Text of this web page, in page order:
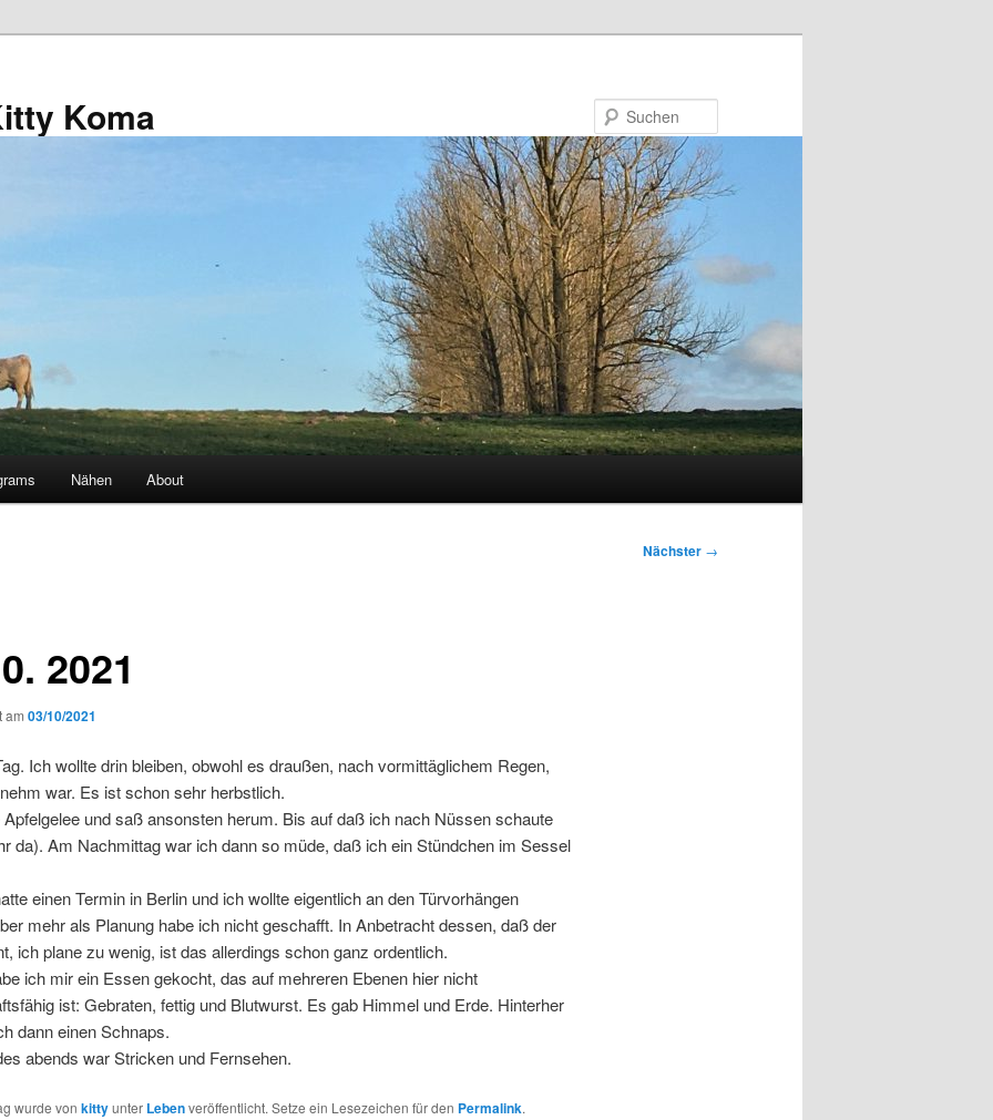
Koma
Nähen About
Nächster →
2021
am 03/10/2021
Ich wollte drin bleiben, obwohl es draußen, nach vormittäglichem Regen,
war. Es ist schon sehr herbstlich.
und saß ansonsten herum. Bis auf daß ich nach Nüssen schaute
da). Am Nachmittag war ich dann so müde, daß ich ein Stündchen im Sessel
einen Termin in Berlin und ich wollte eigentlich an den Türvorhängen
mehr als Planung habe ich nicht geschafft. In Anbetracht dessen, daß der
ich plane zu wenig, ist das allerdings schon ganz ordentlich.
ich mir ein Essen gekocht, das auf mehreren Ebenen hier nicht
ist: Gebraten, fettig und Blutwurst. Es gab Himmel und Erde. Hinterher
dann einen Schnaps.
abends war Stricken und Fernsehen.
wurde von kittyunter Lebenveröffentlicht. Setze ein Lesezeichen für den Permalink.